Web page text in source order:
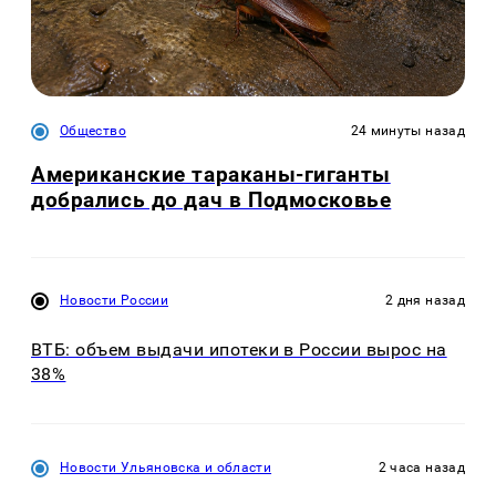
Общество 24 минуты назад
Американские тараканы-гиганты
добрались до дач в Подмосковье
Новости России 2 дня назад
ВТБ: объем выдачи ипотеки в России вырос на
38%
Новости Ульяновска и области 2 часа назад